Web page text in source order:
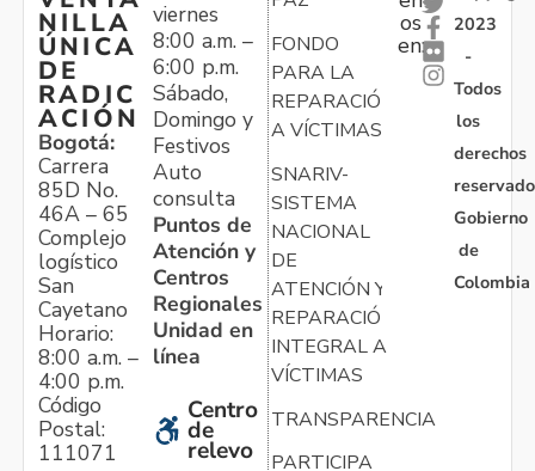
NILLA
ÚNICA
DE
RADIC
ACIÓN
Bogotá:
Carrera
85D No.
46A – 65
Complejo
logístico
San
Cayetano
Horario:
8:00 a.m. –
4:00 p.m.
Código
Postal:
111071
viernes
8:00 a.m. –
6:00 p.m.
Sábado,
Domingo y
Festivos
Auto
consulta
Puntos de
Atención y
Centros
Regionales
Unidad en
línea
Centro
de
relevo
FONDO
PARA LA
REPARACIÓN
A VÍCTIMAS
SNARIV-
SISTEMA
NACIONAL
DE
ATENCIÓN Y
REPARACIÓN
INTEGRAL A
VÍCTIMAS
TRANSPARENCIA
PARTICIPA
os
en:
2023
-
Todos
los
derechos
Gobierno
de
Colombia